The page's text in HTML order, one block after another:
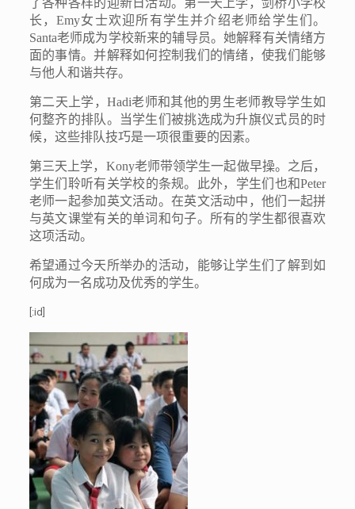
了各种各样的迎新日活动。第一天上学，剑桥小学校
长，Emy女士欢迎所有学生并介绍老师给学生们。
Santa老师成为学校新来的辅导员。她解释有关情绪方
面的事情。并解释如何控制我们的情绪，使我们能够
与他人和谐共存。
第二天上学， Hadi老师和其他的男生老师教导学生如
何整齐的排队。当学生们被挑选成为升旗仪式员的时
候，这些排队技巧是一项很重要的因素。
第三天上学， Kony老师带领学生一起做早操。之后，
学生们聆听有关学校的条规。此外，学生们也和Peter
老师一起参加英文活动。在英文活动中，他们一起拼
与英文课堂有关的单词和句子。所有的学生都很喜欢
这项活动。
希望通过今天所举办的活动，能够让学生们了解到如
何成为一名成功及优秀的学生。
[:id]